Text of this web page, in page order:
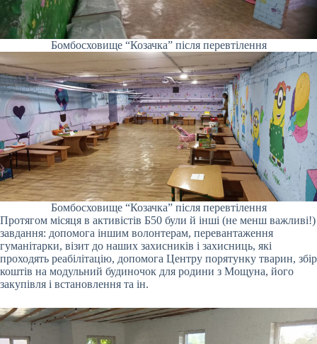
Бомбосховище “Козачка” після перевтілення
Бомбосховище “Козачка” після перевтілення
Протягом місяця в активістів Б50 були й інші (не менш важливі!)
завдання: допомога іншим волонтерам, перевантаження
гуманітарки, візит до наших захисників і захисниць, які
проходять реабілітацію, допомога Центру порятунку тварин, збір
коштів на модульний будиночок для родини з Мощуна, його
закупівля і встановлення та ін.